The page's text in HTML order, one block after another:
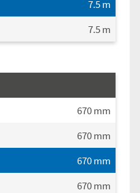
7.5m
7.5m
670mm
670mm
670mm
670mm